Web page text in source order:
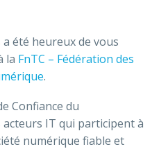
été heureux de vous
la FnTC – Fédération des
.
Confiance du
IT qui participent à
numérique fiable et